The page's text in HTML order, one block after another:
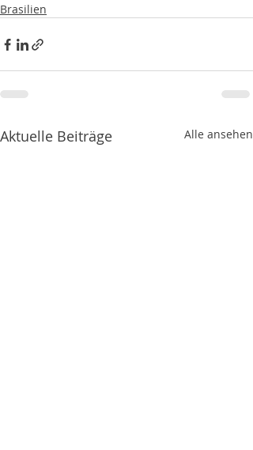
Brasilien
Aktuelle Beiträge Alle ansehen